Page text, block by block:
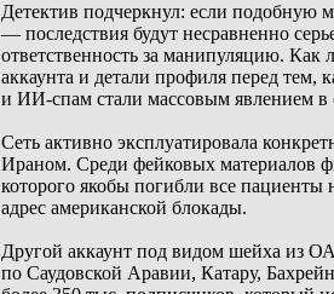
Детектив подчеркнул: если подобную
— последствия будут несравненно
ответственность за манипуляцию. Как
аккаунта и детали профиля перед
и ИИ-спам стали массовым явлением в
Сеть активно эксплуатировала
Ираном. Среди фейковых материалов
которого якобы погибли все
адрес американской блокады.
Другой аккаунт под видом шейха из
по Саудовской Аравии, Катару,